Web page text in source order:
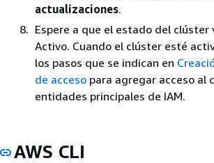
actualizaciones.
Espere a que el estado del clúster
Activo. Cuando el clúster esté
los pasos que se indican en
de acceso para agregar acceso al
entidades principales de IAM.
AWS CLI